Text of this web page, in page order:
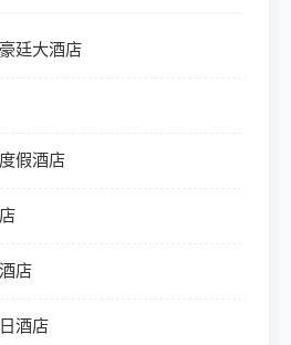
廷大酒店
假酒店
店
酒店